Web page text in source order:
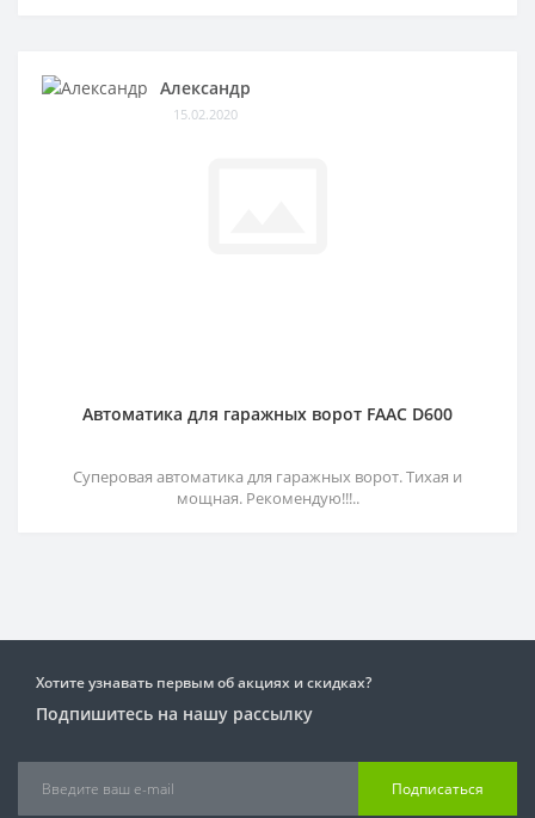
Александр
15.02.2020
Автоматика для гаражных ворот FAAC D600
Суперовая автоматика для гаражных ворот. Тихая и
мощная. Рекомендую!!!..
Хотите узнавать первым об акциях и скидках?
Подпишитесь на нашу рассылку
Подписаться